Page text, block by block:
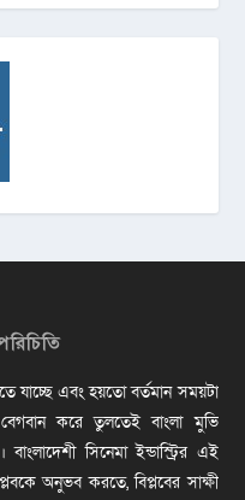
যাচ্ছে এবং হয়তো বর্তমান সময়টা
করে তুলতেই বাংলা মুভি
সিনেমা ইন্ডাস্ট্রির এই
অনুভব করতে, বিপ্লবের সাক্ষী